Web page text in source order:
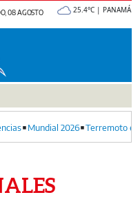
08 AGOSTO
25.4°C | PANAMÁ
Mundial 2026 Terremoto